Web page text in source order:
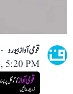
قومی آواز بیورو
5:20 PM